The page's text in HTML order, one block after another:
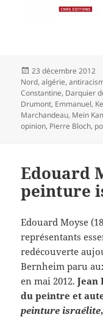
Publié
le
23 décembre 2012
Nord,algérie,
Constantine, Darquier
Drumont, Emmanuel,
Marchandeau, Mein
opinion, Pierre Bloch,
Edouard
peinture
Edouard Moyse
représentants
redécouverte
Bernheim paru
en mai 2012.
du peintre et
peinture israélite